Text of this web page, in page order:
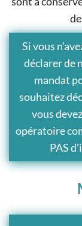
Si vous
déclarer de
mandat
souhaitez
vous
opératoire
PAS